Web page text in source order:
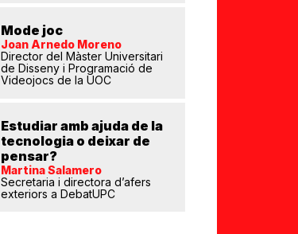
Mode joc
Joan Arnedo Moreno
Director del Màster Universitari
de Disseny i Programació de
Videojocs de la UOC
Estudiar amb ajuda de la
tecnologia o deixar de
pensar?
Martina Salamero
Secretaria i directora d’afers
exteriors a DebatUPC